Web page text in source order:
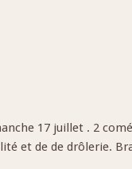
17 juillet . 2
et de de drôlerie.